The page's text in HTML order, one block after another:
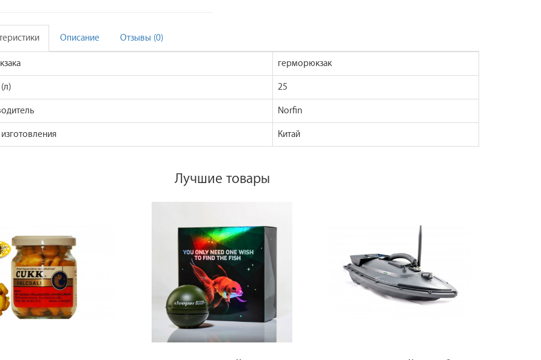
Описание Отзывы (0)
герморюкзак
25
Norfin
Китай
Лучшие товары